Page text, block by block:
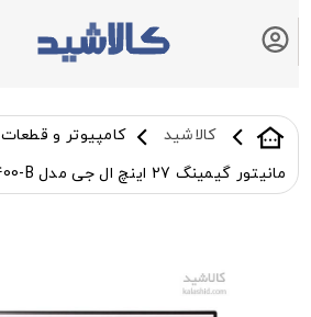
کالاشید کامپیوتر و قطعات
مانیتور گیمینگ 27 اینچ ال جی مدل LG 27MR400-B